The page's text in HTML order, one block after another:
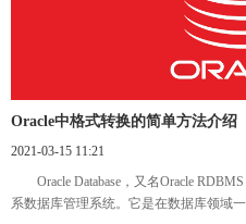
Oracle中格式转换的简单方法介绍
2021-03-15 11:21
Oracle Database，又名Oracle
系数据库管理系统。它是在数据库领域